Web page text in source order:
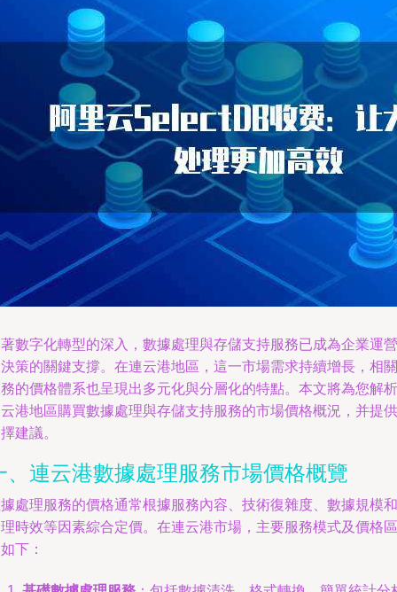
數字化轉型的深入，數據處理與存儲支持服務已成為企業運營
策的關鍵支撐。在連云港地區，這一市場需求持續增長，相關
的價格體系也呈現出多元化與分層化的特點。本文將為您解析
港地區購買數據處理與存儲支持服務的市場價格概況，并提供
建議。
、連云港數據處理服務市場價格概覽
處理服務的價格通常根據服務內容、技術復雜度、數據規模和
時效等因素綜合定價。在連云港市場，主要服務模式及價格區
下：